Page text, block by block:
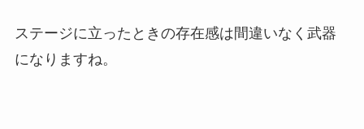
ステージに立ったときの存在感は間違いなく武器
になりますね。